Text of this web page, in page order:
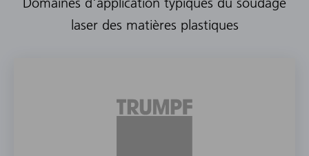
laser des matières plastiques